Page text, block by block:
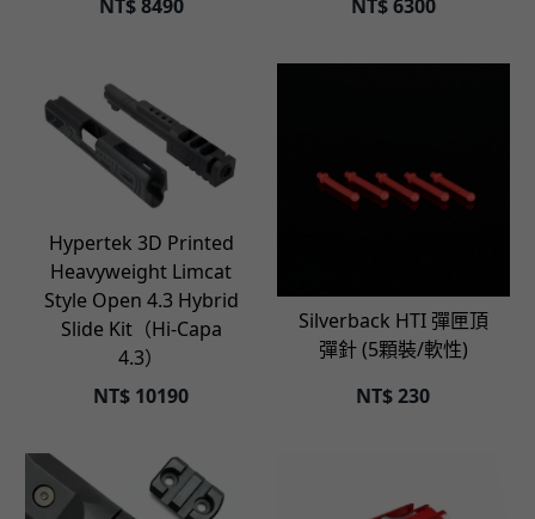
NT$8490 NT$6300
立即選購
Hypertek 3D Printed
Heavyweight Limcat
Style Open 4.3 Hybrid
Slide Kit（Hi-Capa
4.3）
NT$ 10190
Silverback HTI 彈匣頂
彈針 (5顆裝/軟性)
NT$230